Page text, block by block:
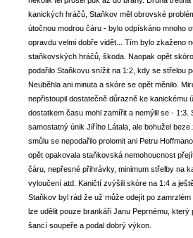
kanických hráčů, Staňkov měl obrovské
útočnou modrou čáru - bylo odpískáno mnoho
opravdu velmi dobře vidět... Tím bylo zkaženo
staňkovských hráčů, škoda. Naopak opět
podařilo Staňkovu snížit na 1:2, kdy se střelou
Neuběhla ani minuta a skóre se opět měnilo.
nepřistoupil dostatečně důrazně ke kanickému
dostatkem času mohl zamířit a nemýlil se - 1:3.
samostatný únik Jiřího Látala, ale bohužel
smůlu se nepodařilo prolomit ani Petru
opět opakovala staňkovská nemohoucnost
čáru, nepřesné přihrávky, minimum střelby na
vyloučení atd. Kaničtí zvýšili skóre na 1:4 a
Staňkov byl rád že už může odejít po
lze udělit pouze brankáři Janu Peprnému,
šancí soupeře a podal dobrý výkon.